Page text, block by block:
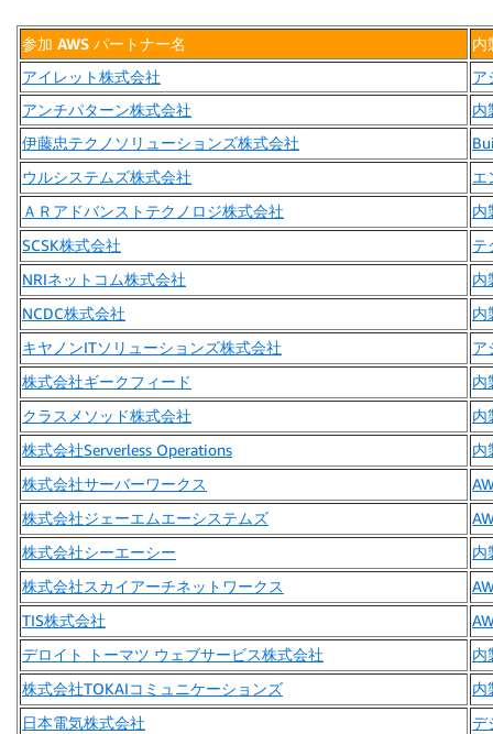
参加 AWS パートナー名
内
アイレット株式会社
ア
アンチパターン株式会社
内
伊藤忠テクノソリューションズ株式会社
ウルシステムズ株式会社
エ
ＡＲアドバンストテクノロジ株式会社
内
SCSK株式会社
テ
NRIネットコム株式会社
内
NCDC株式会社
内
キヤノンITソリューションズ株式会社
ア
株式会社ギークフィード
内
クラスメソッド株式会社
内
株式会社Serverless Operations
内
株式会社サーバーワークス
株式会社ジェーエムエーシステムズ
株式会社シーエーシー
内
株式会社スカイアーチネットワークス
TIS株式会社
デロイト トーマツ ウェブサービス株式会社
内
株式会社TOKAIコミュニケーションズ
内
日本電気株式会社
デ